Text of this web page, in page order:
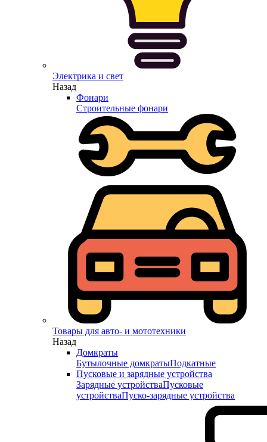
Электрика и свет
Назад
Фонари
Строительные фонари
Товары для авто- и мототехники
Назад
Домкраты
Бутылочные домкратыПодкатные
Пусковые и зарядные устройства
Зарядные устройстваПусковые
устройстваПуско-зарядные устройства